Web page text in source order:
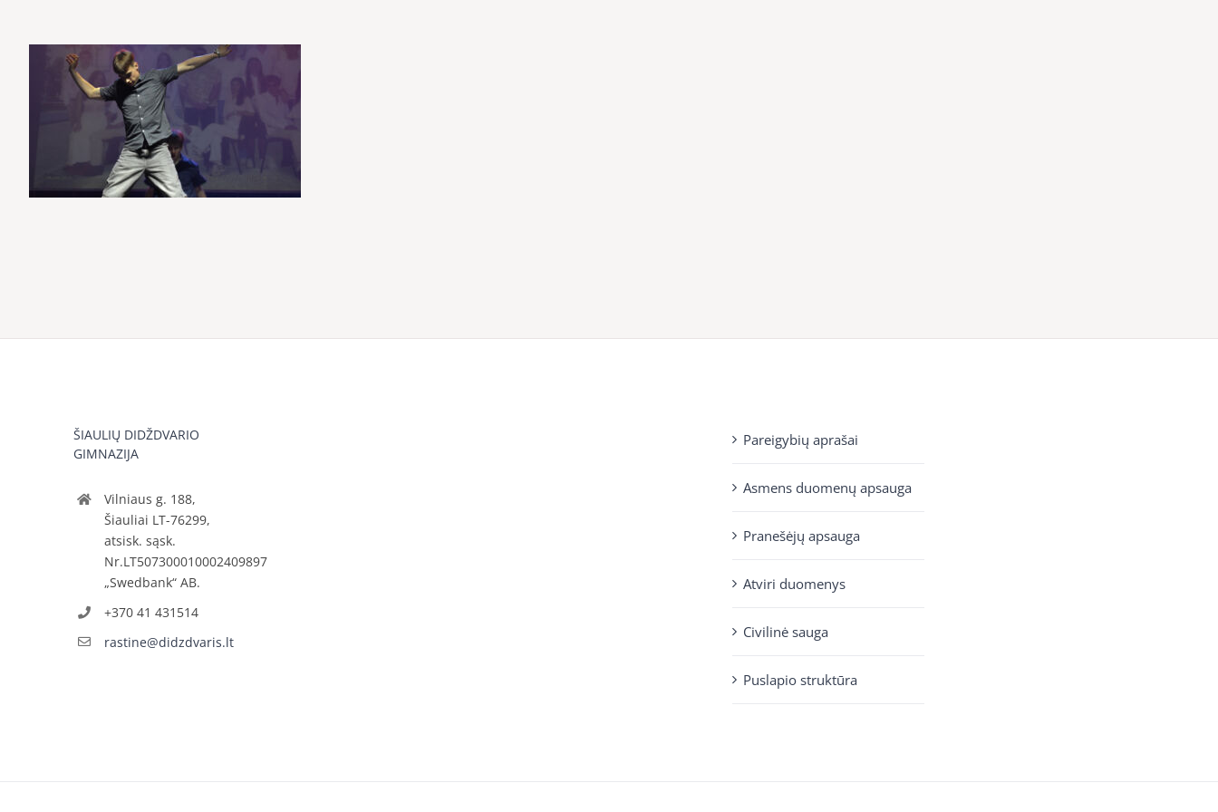
ŠIAULIŲ DIDŽDVARIO
GIMNAZIJA
Vilniaus g. 188,
Šiauliai LT-76299,
atsisk. sąsk.
Nr.LT507300010002409897
„Swedbank“ AB.
+370 41 431514
rastine@didzdvaris.lt
Pareigybių aprašai
Asmens duomenų apsauga
Pranešėjų apsauga
Atviri duomenys
Civilinė sauga
Puslapio struktūra